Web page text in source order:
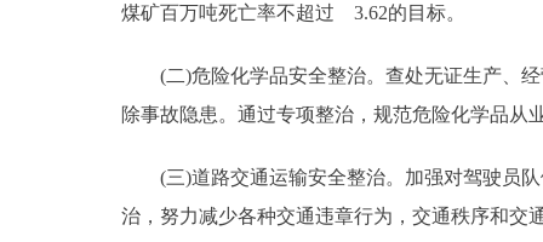
参与调查
走进北京
绿色北京
煤矿百万吨死亡率不超过 3.62的目标。
(二)危险化学品安全整治。查处无证生产、经
除事故隐患。通过专项整治，规范危险化学品从
(三)道路交通运输安全整治。加强对驾驶员队
治，努力减少各种交通违章行为，交通秩序和交